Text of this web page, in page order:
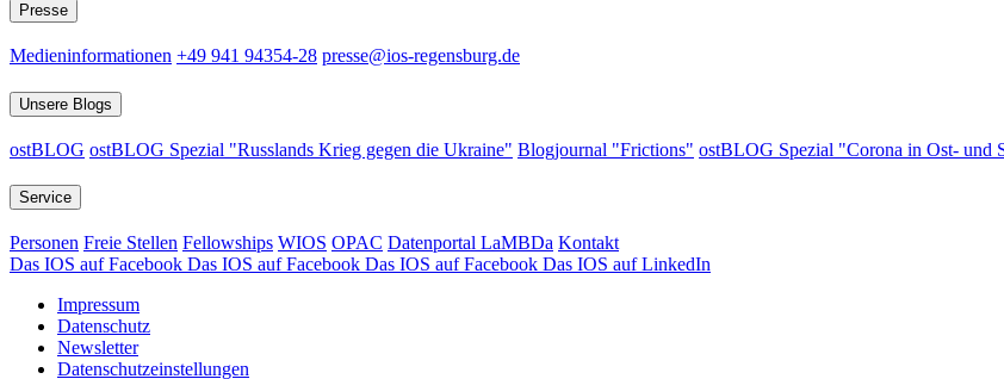
Presse
Medieninformationen +49 941 94354-28 presse@ios-regensburg.de
Unsere Blogs
ostBLOG ostBLOG Spezial "Russlands Krieg gegen die Ukraine" Blogjournal "Frictions" ostBLOG Spezial "Corona in Ost- und
Service
Personen Freie Stellen Fellowships WIOS OPAC Datenportal LaMBDa Kontakt
Das IOS auf Facebook Das IOS auf Facebook Das IOS auf Facebook Das IOS auf LinkedIn
Impressum
Datenschutz
Newsletter
Datenschutzeinstellungen